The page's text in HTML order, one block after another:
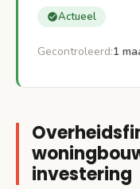
Actueel
Gecontroleerd:1
investering